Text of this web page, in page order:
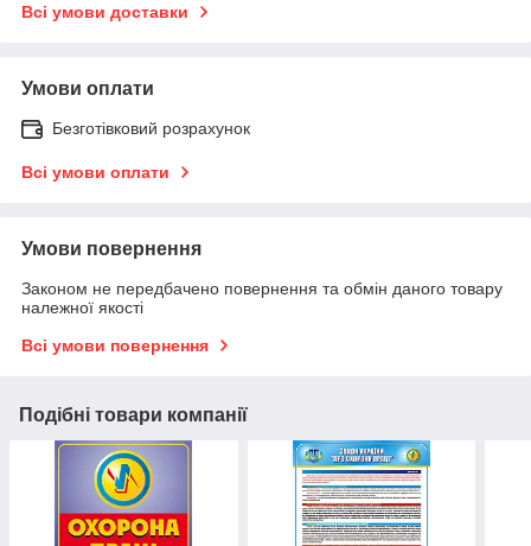
Всі умови доставки
Умови оплати
Безготівковий розрахунок
Всі умови оплати
Умови повернення
Законом не передбачено повернення та обмін даного товару
належної якості
Всі умови повернення
Подібні товари компанії